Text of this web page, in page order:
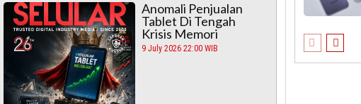
Anomali Penjualan
Tablet Di Tengah
Krisis Memori
9 July 2026 22:00 WIB